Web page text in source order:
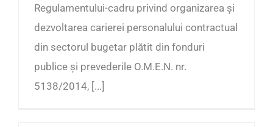
Regulamentului-cadru privind organizarea și
dezvoltarea carierei personalului contractual
din sectorul bugetar plătit din fonduri
publice și prevederile O.M.E.N. nr.
5138/2014, [...]